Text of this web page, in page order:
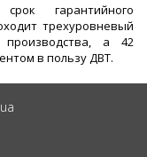
гарантийного
трехуровневый
а 42
в пользу ДВТ.